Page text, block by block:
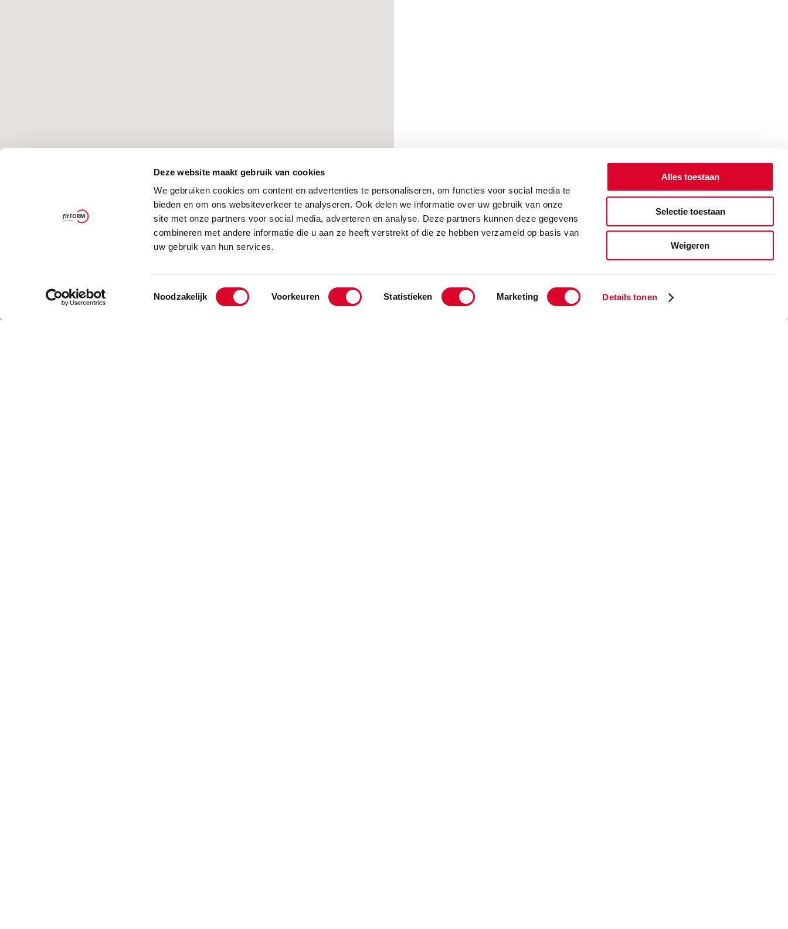
Deze website maakt gebruik van cookies
We gebruiken cookies om content en advertenties te personaliseren, om functies voor social media te
bieden en om ons websiteverkeer te analyseren. Ook delen we informatie over uw gebruik van onze
site met onze partners voor social media, adverteren en analyse. Deze partners kunnen deze gegevens
combineren met andere informatie die u aan ze heeft verstrekt of die ze hebben verzameld op basis van
uw gebruik van hun services.
Toestemmingsselectie
Noodzakelijk Voorkeuren Statistieken Marketing Details tonen
Alles toestaan
Selectie toestaan
Weigeren